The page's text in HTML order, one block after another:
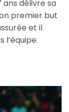
ans délivre sa
premier but
et il
l’équipe.